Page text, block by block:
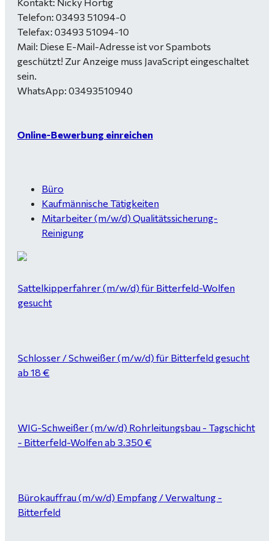
Telefon: 03493 51094-0
Telefax: 03493 51094-10
Mail: Diese E-Mail-Adresse ist vor Spambots
geschützt! Zur Anzeige muss JavaScript eingeschaltet
sein.
WhatsApp: 03493510940
Online-Bewerbung einreichen
Büro
Kaufmännische Tätigkeiten
Mitarbeiter (m/w/d) Qualitätssicherung-
Reinigung
Sattelkipperfahrer (m/w/d) für Bitterfeld-Wolfen
gesucht
Schlosser / Schweißer (m/w/d) für Bitterfeld gesucht
ab 18 €
WIG-Schweißer (m/w/d) Rohrleitungsbau - Tagschicht
- Bitterfeld-Wolfen ab 3.350 €
Bürokauffrau (m/w/d) Empfang / Verwaltung -
Bitterfeld